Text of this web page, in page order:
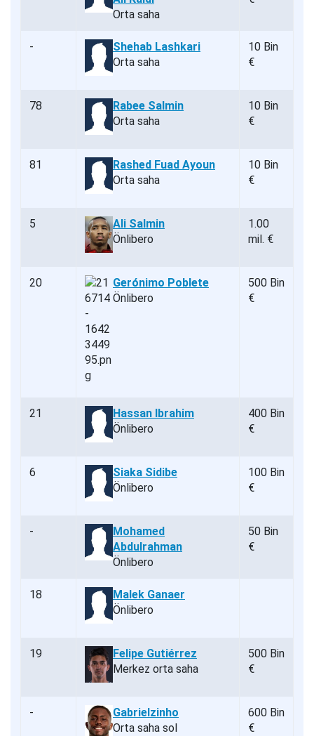
Orta saha
-
Shehab Lashkari
Orta saha
10 Bin
€
78
Rabee Salmin
Orta saha
10 Bin
€
81
Rashed Fuad Ayoun
Orta saha
10 Bin
€
5
Ali Salmin
Önlibero
1.00
mil. €
20
Gerónimo Poblete
Önlibero
500 Bin
€
21
Hassan Ibrahim
Önlibero
400 Bin
€
6
Siaka Sidibe
Önlibero
100 Bin
€
-
Mohamed
Abdulrahman
Önlibero
50 Bin
€
18
Malek Ganaer
Önlibero
19
Felipe Gutiérrez
Merkez orta saha
500 Bin
€
-
Gabrielzinho
Orta saha sol
600 Bin
€